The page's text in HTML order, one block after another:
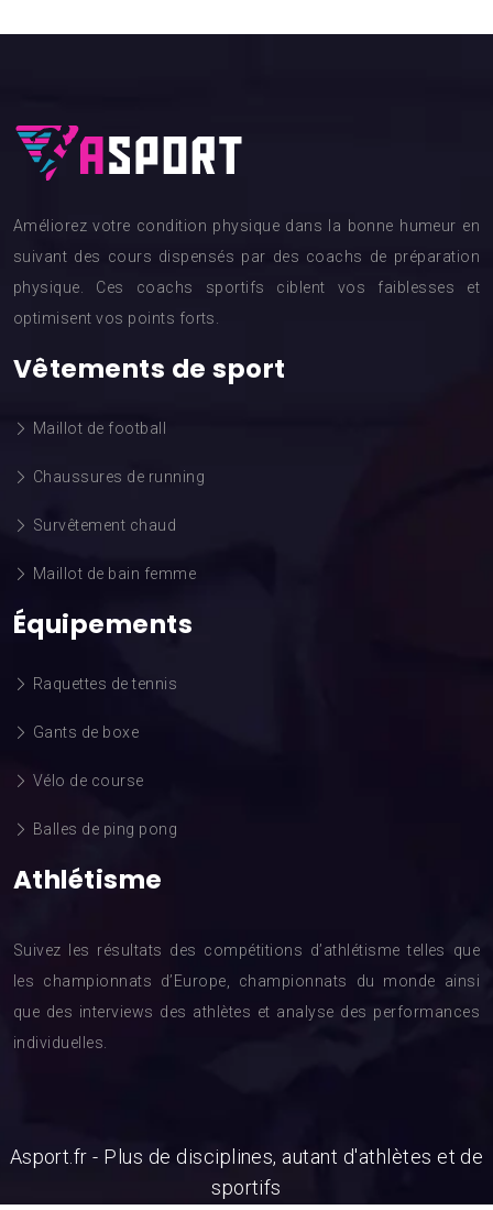
Améliorez votre condition physique dans la bonne humeur en
suivant des cours dispensés par des coachs de préparation
physique. Ces coachs sportifs ciblent vos faiblesses et
optimisent vos points forts.
Vêtements de sport
Maillot de football
Chaussures de running
Survêtement chaud
Maillot de bain femme
Équipements
Raquettes de tennis
Gants de boxe
Vélo de course
Balles de ping pong
Athlétisme
Suivez les résultats des compétitions d’athlétisme telles que
les championnats d’Europe, championnats du monde ainsi
que des interviews des athlètes et analyse des performances
individuelles.
Asport.fr - Plus de disciplines, autant d'athlètes et de
sportifs